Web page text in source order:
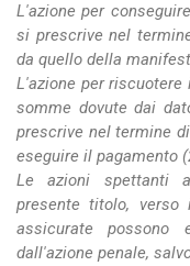
L'azione per
si prescrive nel
da quello della
L'azione per
somme dovute dai
prescrive nel termine
eseguire il pagamento
Le azioni spettanti
presente titolo,
assicurate possono
dall'azione penale,